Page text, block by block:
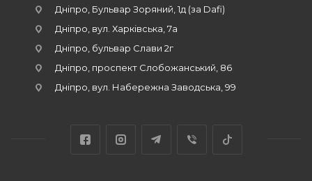
Дніпро, Бульвар Зоряний, 1д (за Dafi)
Дніпро, вул. Харківська, 7а
Дніпро, бульвар Слави 2г
Дніпро, проспект Слобожанський, 86
Дніпро, вул. Набережна Заводська, 99